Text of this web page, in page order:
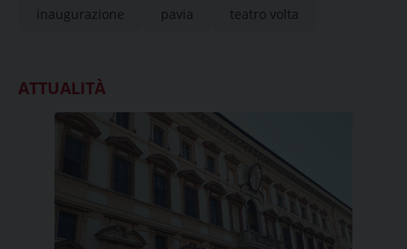
inaugurazione pavia teatro volta
ATTUALITÀ